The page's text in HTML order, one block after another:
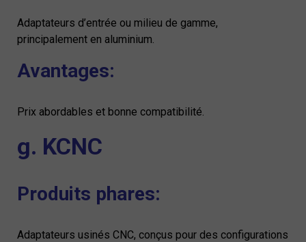
Adaptateurs d’entrée ou milieu de gamme,
principalement en aluminium.
Avantages:
Prix abordables et bonne compatibilité.
g. KCNC
Produits phares:
Adaptateurs usinés CNC, conçus pour des configurations